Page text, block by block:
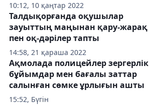
10:12, 10 қаңтар 2022
14:58, 21 қараша 2022
Талдықорғанда оқушылар
зауыттың маңынан қару-жарақ
пен оқ-дәрілер тапты
15:52, Бүгін
Ақмолада полицейлер зергерлік
бұйымдар мен бағалы заттар
салынған сөмке ұрлығын ашты